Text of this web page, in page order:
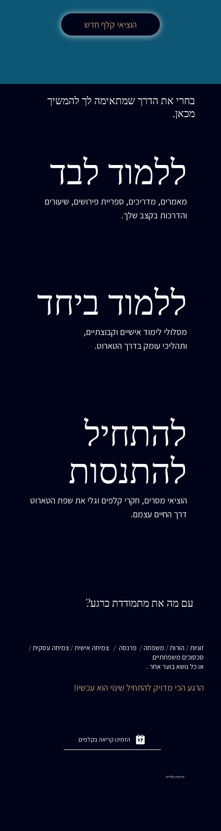
הוציאי קלף חדש
בחרי את הדרך שמתאימה לך להמשיך
מכאן.
ללמוד לבד
מאמרים, מדריכים, ספריית פירושים, שיעורים
והדרכות בקצב שלך.
ללמוד ביחד
מסלולי לימוד אישיים וקבוצתיים,
ותהליכי עומק בדרך הטארוט.
להתחיל
להתנסות
הוציאי מסרים, חקרי קלפים וגלי את שפת הטארוט
דרך החיים עצמם.
עם מה את מתמודדת כרגע?
זוגיות/ הורות/ משפחה/ פרנסה / צמיחה אישית/ צמיחה עסקית/
סכסוכים משפחתיים
או כל נושא בוער אחר...
הרגע הכי מדויק להתחיל שינוי הוא עכשיו!
הזמינו קריאה בקלפים
קריאות כלליות